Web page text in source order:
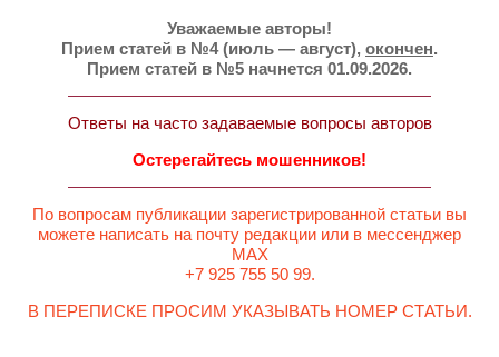
Уважаемые авторы!
Прием статей в №4 (июль — август), окончен.
Прием статей в №5 начнется 01.09.2026.
Ответы на часто задаваемые вопросы авторов
Остерегайтесь мошенников!
По вопросам публикации зарегистрированной статьи вы
можете написать на почту редакции или в мессенджер
MAX
+7 925 755 50 99.
В ПЕРЕПИСКЕ ПРОСИМ УКАЗЫВАТЬ НОМЕР СТАТЬИ.